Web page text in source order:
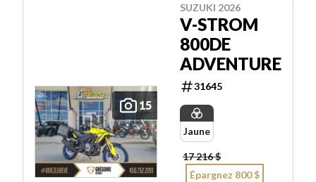
15
SUZUKI 2026
V-STROM
800DE
ADVENTURE
31645
Jaune
17 216 $
Épargnez 800 $